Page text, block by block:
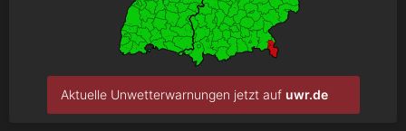
Aktuelle Unwetterwarnungen jetzt auf uwr.de